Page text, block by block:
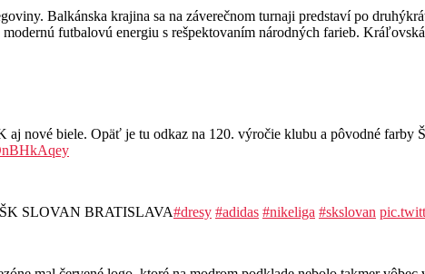
Balkánska krajina sa na záverečnom turnaji predstaví po
futbalovú energiu s rešpektovaním národných farieb.
nové biele. Opäť je tu odkaz na 120. výročie klubu a pôvodné farby
ŠK SLOVAN BRATISLAVA#dresy #adidas #nikeliga #skslovan